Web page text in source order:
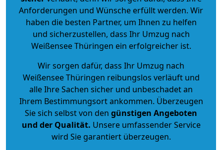
Anforderungen und Wünsche erfüllt werden. Wir
haben die besten Partner, um Ihnen zu helfen
und sicherzustellen, dass Ihr Umzug nach
Weißensee Thüringen ein erfolgreicher ist.
Wir sorgen dafür, dass Ihr Umzug nach
Weißensee Thüringen reibungslos verläuft und
alle Ihre Sachen sicher und unbeschadet an
Ihrem Bestimmungsort ankommen. Überzeugen
Sie sich selbst von den günstigen Angeboten
und der Qualität. Unsere umfassender Service
wird Sie garantiert überzeugen.